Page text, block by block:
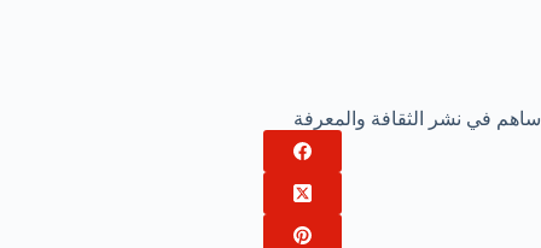
ساهم في نشر الثقافة والمعرفة